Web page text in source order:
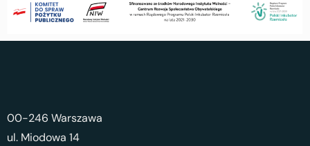
00-246 Warszawa
ul. Miodowa 14